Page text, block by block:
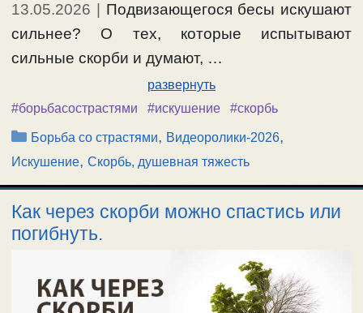
13.05.2026
Подвизающегося бесы искушают
сильнее? О тех, которые испытывают
сильные скорби и думают, …
развернуть
#борьбасострастями
#искушение #скорбь
Рубрики
Борьба со страстями, Видеоролики-2026,
Искушение, Скорбь, душевная тяжесть
Как через скорби можно спастись или
погибнуть.